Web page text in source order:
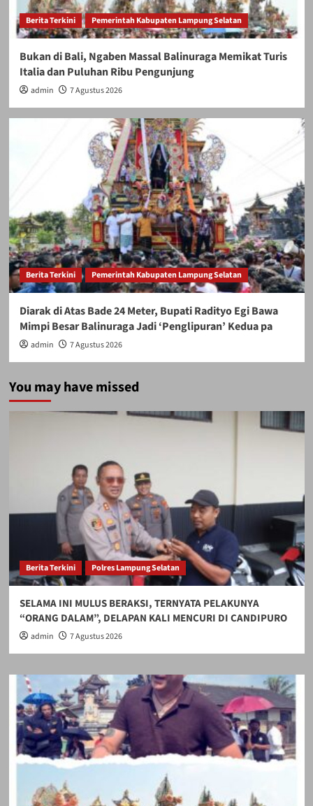
Berita Terkini Pemerintah Kabupaten Lampung Selatan
Bukan di Bali, Ngaben Massal Balinuraga Memikat Turis
Italia dan Puluhan Ribu Pengunjung
admin 7 Agustus 2026
Berita Terkini Pemerintah Kabupaten Lampung Selatan
Diarak di Atas Bade 24 Meter, Bupati Radityo Egi Bawa
Mimpi Besar Balinuraga Jadi ‘Penglipuran’ Kedua pa
admin 7 Agustus 2026
You may have missed
Berita Terkini Polres Lampung Selatan
SELAMA INI MULUS BERAKSI, TERNYATA PELAKUNYA
“ORANG DALAM”, DELAPAN KALI MENCURI DI CANDIPURO
admin 7 Agustus 2026